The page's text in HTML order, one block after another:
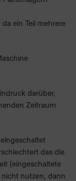
ein Teil mehrere
darüber,
Zeitraum
das die
(eingeschaltete
nicht nutzen, dann